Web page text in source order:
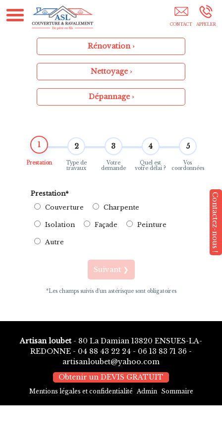
Rénovation ›
Nettoyage ›
Dépannage ›
1
Prestation
2
Type de
travaux
3
Votre
demande
4
Quel est
votre délai ?
5
Vos
coordonnées
Prestation*
Couverture
Charpente
Isolation Façade Peinture
Autre
Suivant ❯
*Les champs suivis d'un astérisque sont obligatoires
Artisan loubet- 80 La Damian 13820 ENSUES-LA-
REDONNE - 04 88 43 22 24 - 06 13 83 71 36 -
artisanloubet@yahoo.com
Obtenir un DEVIS GRATUIT
Mentions légales et confidentialité Admin Sommaire